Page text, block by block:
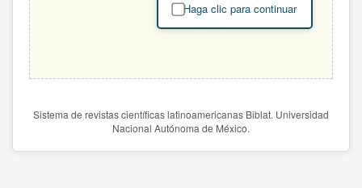
Haga clic para continuar
Sistema de revistas científicas latinoamericanas Biblat. Universidad
Nacional Autónoma de México.